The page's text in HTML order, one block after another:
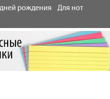
рождения
Для нот